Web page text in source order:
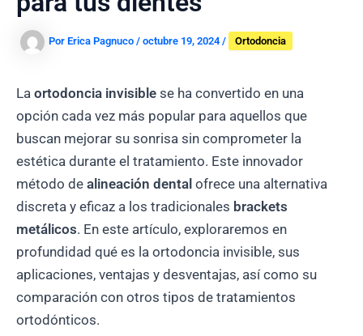
Por Erica Pagnuco / octubre 19, 2024/ Ortodoncia
La ortodoncia invisible se ha convertido en una
opción cada vez más popular para aquellos que
buscan mejorar su sonrisa sin comprometer la
estética durante el tratamiento. Este innovador
método de alineación dental ofrece una alternativa
discreta y eficaz a los tradicionales brackets
metálicos. En este artículo, exploraremos en
profundidad qué es la ortodoncia invisible, sus
aplicaciones, ventajas y desventajas, así como su
comparación con otros tipos de tratamientos
ortodónticos.